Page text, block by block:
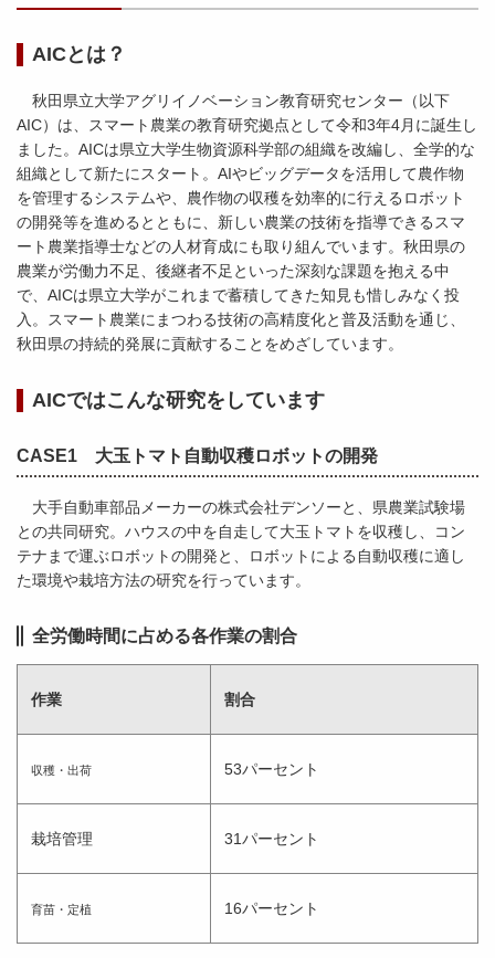
AICとは？
秋田県立大学アグリイノベーション教育研究センター（以下
AIC）は、スマート農業の教育研究拠点として令和3年4月に誕生し
ました。AICは県立大学生物資源科学部の組織を改編し、全学的な
組織として新たにスタート。AIやビッグデータを活用して農作物
を管理するシステムや、農作物の収穫を効率的に行えるロボット
の開発等を進めるとともに、新しい農業の技術を指導できるスマ
ート農業指導士などの人材育成にも取り組んでいます。秋田県の
農業が労働力不足、後継者不足といった深刻な課題を抱える中
で、AICは県立大学がこれまで蓄積してきた知見も惜しみなく投
入。スマート農業にまつわる技術の高精度化と普及活動を通じ、
秋田県の持続的発展に貢献することをめざしています。
AICではこんな研究をしています
CASE1 大玉トマト自動収穫ロボットの開発
大手自動車部品メーカーの株式会社デンソーと、県農業試験場
との共同研究。ハウスの中を自走して大玉トマトを収穫し、コン
テナまで運ぶロボットの開発と、ロボットによる自動収穫に適し
た環境や栽培方法の研究を行っています。
全労働時間に占める各作業の割合
作業 割合
収穫・出荷 53パーセント
栽培管理 31パーセント
育苗・定植 16パーセント